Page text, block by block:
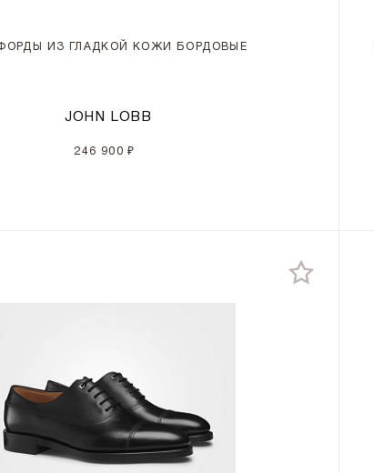
ИЗ ГЛАДКОЙ КОЖИ БОРДОВЫЕ
JOHN LOBB
246 900 ₽